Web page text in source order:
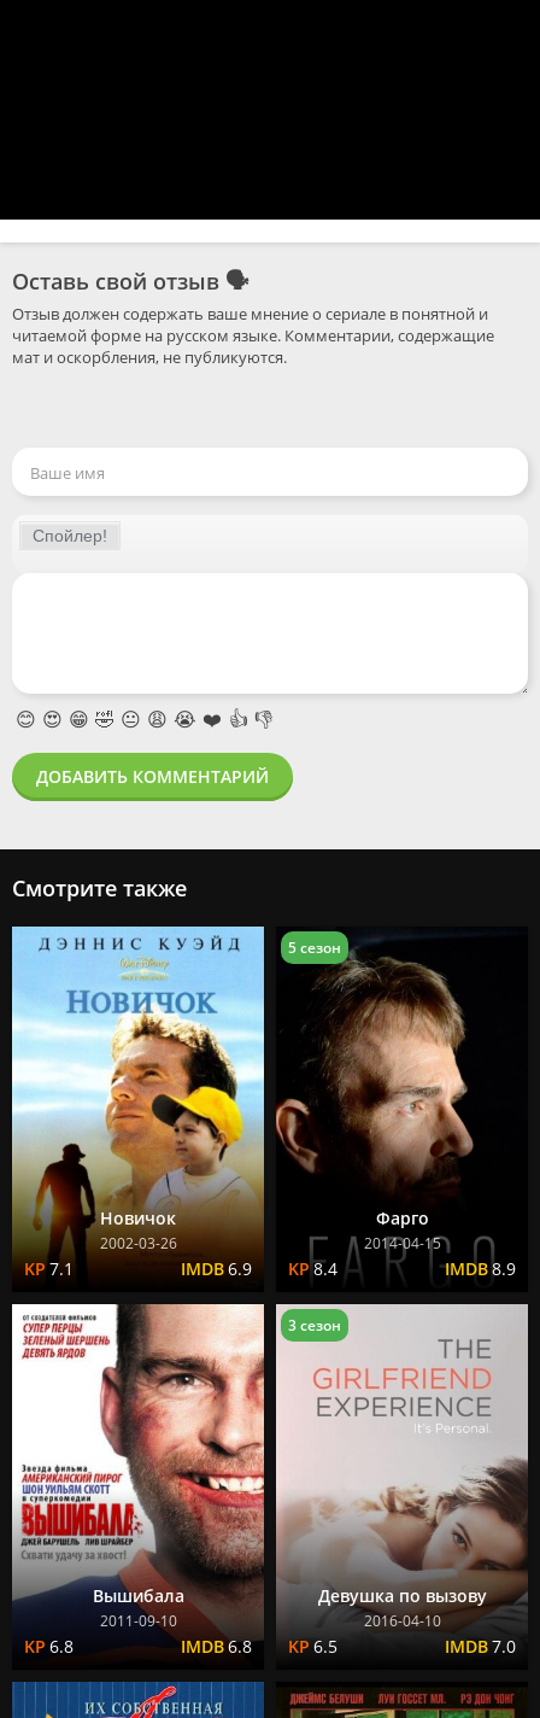
Оставь свой отзыв 🗣
Отзыв должен содержать ваше мнение о сериале в понятной и
читаемой форме на русском языке. Комментарии, содержащие
😊 😍 😁 🤣 😐 😩 😭 ❤️ 👍 👎
ДОБАВИТЬ КОММЕНТАРИЙ
Смотрите также
Новичок
2002-03-26
7.1 6.9
Фарго
2014-04-15
8.4 8.9
5 сезон
Вышибала
2011-09-10
6.8 6.8
Девушка по вызову
2016-04-10
6.5 7.0
3 сезон